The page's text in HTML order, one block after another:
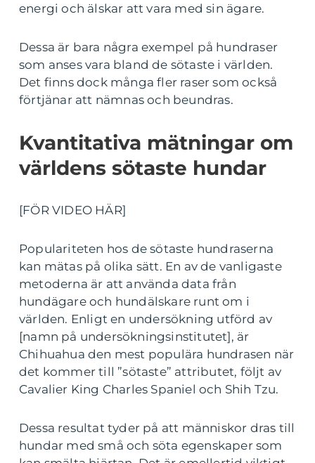
energi och älskar att vara med sin ägare.
Dessa är bara några exempel på hundraser
som anses vara bland de sötaste i världen.
Det finns dock många fler raser som också
förtjänar att nämnas och beundras.
Kvantitativa mätningar om
världens sötaste hundar
[FÖR VIDEO HÄR]
Populariteten hos de sötaste hundraserna
kan mätas på olika sätt. En av de vanligaste
metoderna är att använda data från
hundägare och hundälskare runt om i
världen. Enligt en undersökning utförd av
[namn på undersökningsinstitutet], är
Chihuahua den mest populära hundrasen när
det kommer till ”sötaste” attributet, följt av
Cavalier King Charles Spaniel och Shih Tzu.
Dessa resultat tyder på att människor dras till
hundar med små och söta egenskaper som